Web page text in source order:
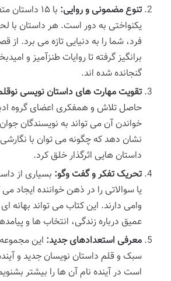
تنوع مضمونی و روایی:
با ۱۵
یکنواختی به دور است. هر داستان با
فرد، شما را به دنیایی تازه می برد. از
برانگیز گرفته تا روایات طنزآمیز و
گنجانده شده اند.
تقویت مهارت های داستان نویسی
حاصل تلاش و همفکری اعضای گروه
خواندن آن می تواند به نویسندگان
نشان دهد که چگونه می توان با
داستان هایی اثرگذار خلق کرد.
تحریک تفکر و گفت وگو: بسیاری از
یا سوالاتی را در ذهن خواننده ایجاد می
وامی دارند. این کتاب می تواند بهانه
عمیق درباره زندگی، انتخاب ها و
معرفی استعدادهای جدید: این
سبک و قلم داستان نویسان جدید و
است در آینده نام آن ها را بیشتر